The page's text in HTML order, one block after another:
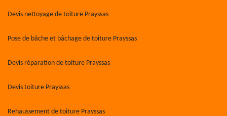
Devis nettoyage de toiture Prayssas
Pose de bâche et bâchage de toiture Prayssas
Devis réparation de toiture Prayssas
Devis toiture Prayssas
Rehaussement de toiture Prayssas